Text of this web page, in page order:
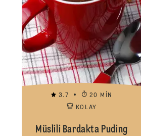
3.7
20 MIN
KOLAY
Müslili Bardakta Puding